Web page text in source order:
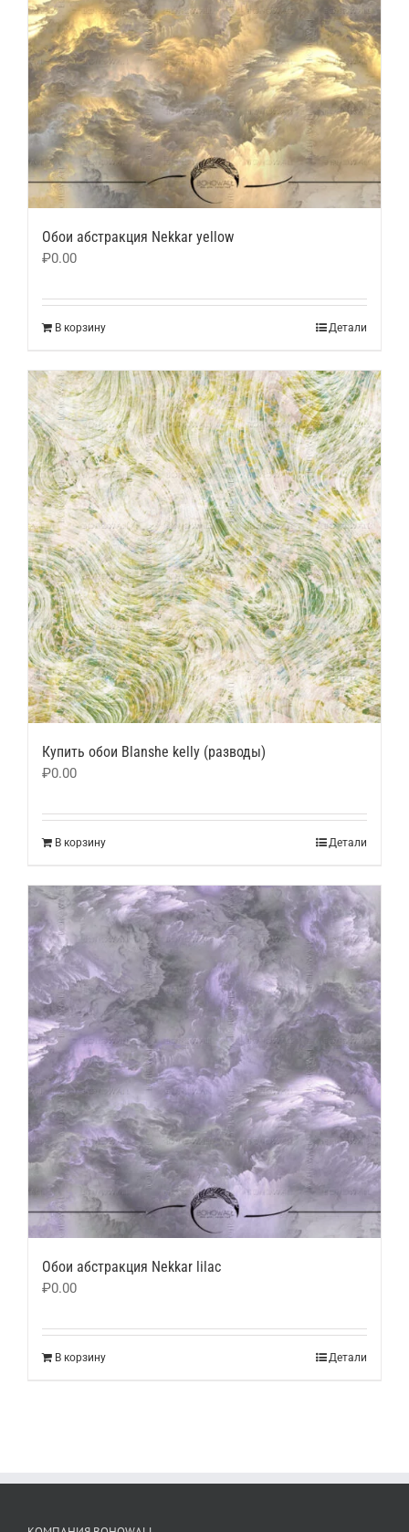
Обои абстракция Nekkar yellow
₽0.00
В корзину Детали
Купить обои Blanshe kelly (разводы)
₽0.00
В корзину Детали
Обои абстракция Nekkar lilac
₽0.00
В корзину Детали